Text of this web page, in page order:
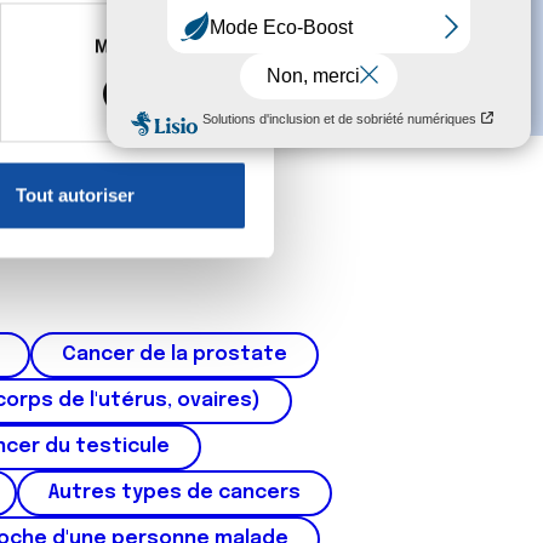
à plusieurs mètres près
reportez-vous à lasection «
sur les cookies.
informations que
Marketing
Tout autoriser
Cancer de la prostate
de l'utérus, ovaires)
du testicule
Autres types de cancers
d'une personne malade